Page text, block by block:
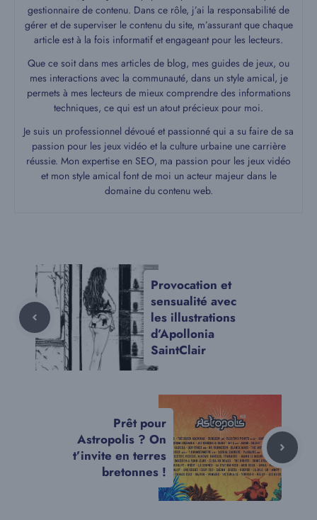
gestionnaire de contenu. Dans ce rôle, j’ai la responsabilité de
gérer et de superviser le contenu du site, m’assurant que chaque
article est à la fois informatif et engageant pour les lecteurs.
Que ce soit dans mes articles de blog, mes guides de jeux, ou
mes interactions avec la communauté, dans un style amical, je
permets à mes lecteurs de mieux comprendre des informations
techniques, ce qui est un atout précieux pour moi.
Je suis un professionnel dévoué et passionné qui a su faire de sa
passion pour les jeux vidéo et la culture urbaine une carrière
réussie. Mon expertise en SEO, ma passion pour les jeux vidéo
et mon style amical font de moi un acteur majeur dans le
domaine du contenu web.
Provocation et
sensualité avec
les illustrations
d’Apollonia
SaintClair
Prêt pour
Astropolis ? On
t’invite en terres
bretonnes !